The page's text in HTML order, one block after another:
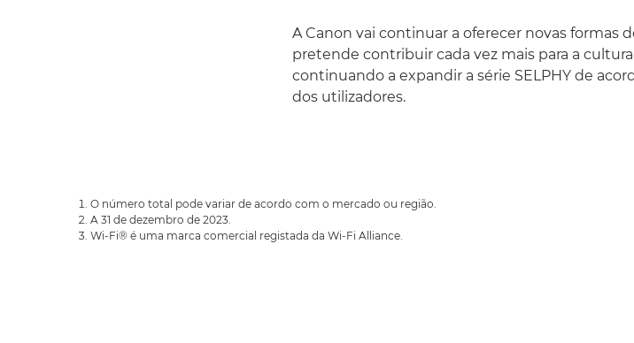
A Canon vai continuar a oferecer novas formas
pretende contribuir cada vez mais para a
continuando a expandir a série SELPHY de
dos utilizadores.
O número total pode variar de acordo com o mercado ou região.
A 31 de dezembro de 2023.
Wi-Fi® é uma marca comercial registada da Wi-Fi Alliance.